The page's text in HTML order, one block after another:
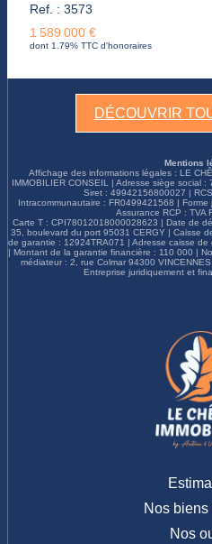
dessert un vaste séjour, une
et une grande chambre avec
pallier dessert une suite
nombreuses prestations.
chauffant, prise électrique pour voiture.
renseignements et pour
Ref. : 3573
1 589 000 €
dont 1.79% TTC d'honoraires
DÉCOUVRIR
Mentions
Affichage des informations légales : LE
IMMOBILIER CONSEIL | Adresse siège social
Siret : 49942156800027 |
Intracommunautaire : FR0499421568 |
Assurance RCP : TVA
Carte T : CPI78012018000028623 | Date de
35, boulevard du port 95031 CERGY | Caisse
de garantie : 12924TRA071 | Adresse caisse
| Montant de la garantie financière : 110 000 |
médiateur : 2, rue Colmar 94300
Entreprise juridiquement et
Nos
Nos